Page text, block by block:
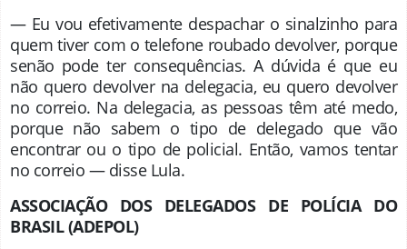
— Eu vou efetivamente despachar o sinalzinho para
quem tiver com o telefone roubado devolver, porque
senão pode ter consequências. A dúvida é que eu
não quero devolver na delegacia, eu quero devolver
no correio. Na delegacia, as pessoas têm até medo,
porque não sabem o tipo de delegado que vão
encontrar ou o tipo de policial. Então, vamos tentar
no correio — disse Lula.
ASSOCIAÇÃO DOS DELEGADOS DE POLÍCIA DO
BRASIL (ADEPOL)